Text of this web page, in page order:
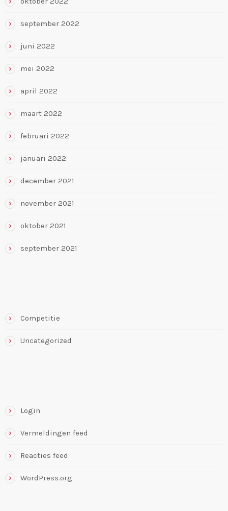
september 2022
juni 2022
mei 2022
april 2022
maart 2022
februari 2022
januari 2022
december 2021
november 2021
oktober 2021
september 2021
Competitie
Uncategorized
Login
Vermeldingen feed
Reacties feed
WordPress.org